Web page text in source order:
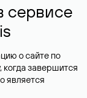
сервисе
о сайте по
когда завершится
является